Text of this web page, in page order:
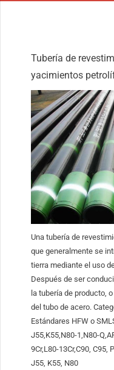
Tubería de
yacimientos
Una tubería de
que generalmente se
tierra mediante el uso
Después de ser
la tubería de producto,
del tubo de acero.
Estándares HFW o
J55,K55,N80-1,N80-
9Cr,L80-13Cr,C90, C95,
J55, K55, N80